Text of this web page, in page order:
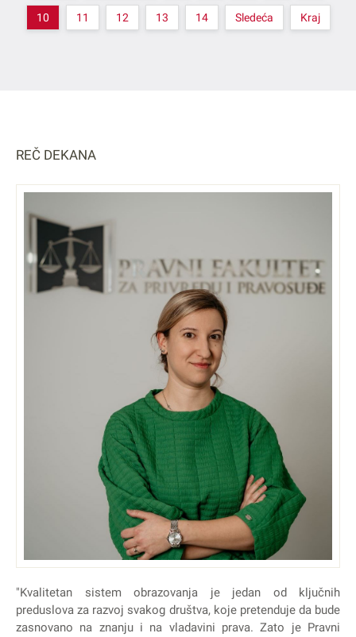
10 11 12 13 14 Sledeća Kraj
REČ DEKANA
"Kvalitetan sistem obrazovanja je jedan od ključnih
preduslova za razvoj svakog društva, koje pretenduje da bude
zasnovano na znanju i na vladavini prava. Zato je Pravni